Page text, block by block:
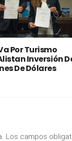
Por Turismo
Inversión
De Dólares
Los campos